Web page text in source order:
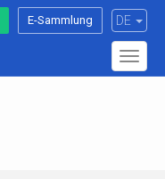
DE
E-Sammlung